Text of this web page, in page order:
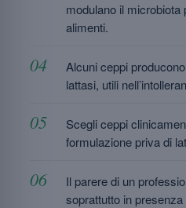
modulano il microbiota
alimenti.
Alcuni ceppi
lattasi, utili
Scegli ceppi
formulazione priva di
Il parere di un
soprattutto in